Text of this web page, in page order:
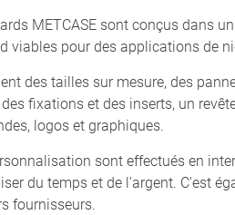
METCASE sont conçus dans
viables pour des applications de
des tailles sur mesure, des
fixations et des inserts, un
logos et graphiques.
sont effectués en
du temps et de l'argent. C'est
fournisseurs.